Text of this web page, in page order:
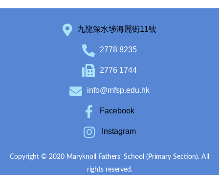
九龍深水埗海麗街11號
2778 8235
2776 1744
info@mfsp.edu.hk
Facebook
Instagram
Copyright © 2020 Maryknoll Fathers’ School (Primary Section). All
rights reserved.